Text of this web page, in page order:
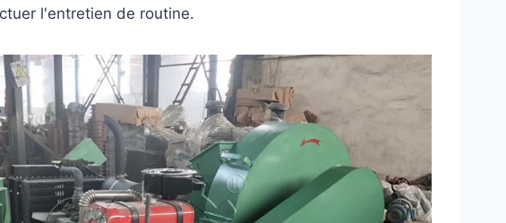
l'entretien de routine.